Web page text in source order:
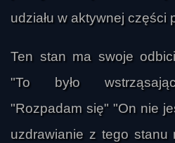
udziału w aktywnej części
Ten stan ma swoje
"To było
"Rozpadam się" "On nie
uzdrawianie z tego stanu